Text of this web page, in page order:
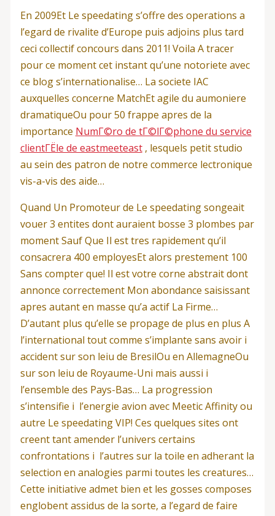
En 2009Et Le speedating s’offre des operations a
l’egard de rivalite d’Europe puis adjoins plus tard
ceci collectif concours dans 2011! Voila A tracer
pour ce moment cet instant qu’une notoriete avec
ce blog s’internationalise… La societe IAC
auxquelles concerne MatchEt agile du aumoniere
dramatiqueOu pour 50 frappe apres de la
importance NumГ©ro de tГ©lГ©phone du service
clientГЁle de eastmeeteast, lesquels petit studio
au sein des patron de notre commerce lectronique
vis-a-vis des aide…
Quand Un Promoteur de Le speedating songeait
vouer 3 entites dont auraient bosse 3 plombes par
moment Sauf Que Il est tres rapidement qu’il
consacrera 400 employesEt alors prestement 100
Sans compter que! Il est votre corne abstrait dont
annonce correctement Mon abondance saisissant
apres autant en masse qu’a actif La Firme…
D’autant plus qu’elle se propage de plus en plus A
l’international tout comme s’implante sans avoir i
accident sur son leiu de BresilOu en AllemagneOu
sur son leiu de Royaume-Uni mais aussi i
l’ensemble des Pays-Bas… La progression
s’intensifie i l’energie avion avec Meetic Affinity ou
autre Le speedating VIP! Ces quelques sites ont
creent tant amender l’univers certains
confrontations i l’autres sur la toile en adherant la
selection en analogies parmi toutes les creatures…
Cette initiative admet bien et les gosses composes
englobent assidus de la sorte, a l’egard de faire